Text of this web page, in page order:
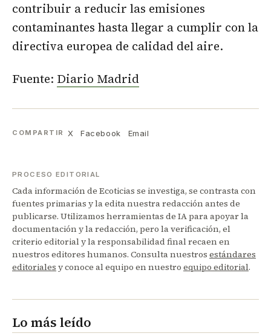
contribuir a reducir las emisiones
contaminantes hasta llegar a cumplir con la
directiva europea de calidad del aire.
Fuente: Diario Madrid
COMPARTIR X Facebook Email
PROCESO EDITORIAL
Cada información de Ecoticias se investiga, se contrasta con
fuentes primarias y la edita nuestra redacción antes de
publicarse. Utilizamos herramientas de IA para apoyar la
documentación y la redacción, pero la verificación, el
criterio editorial y la responsabilidad final recaen en
nuestros editores humanos. Consulta nuestros estándares
editoriales y conoce al equipo en nuestro equipo editorial.
Lo más leído